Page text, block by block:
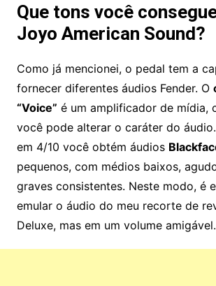
Que tons você
Joyo American Sound?
Como já mencionei, o pedal tem a
fornecer diferentes áudios Fender. O
“Voice” é um amplificador de mídia,
você pode alterar o caráter do
em 4/10 você obtém áudios
pequenos, com médios baixos,
graves consistentes. Neste modo, é
emular o áudio do meu recorte de
Deluxe, mas em um volume amigável.